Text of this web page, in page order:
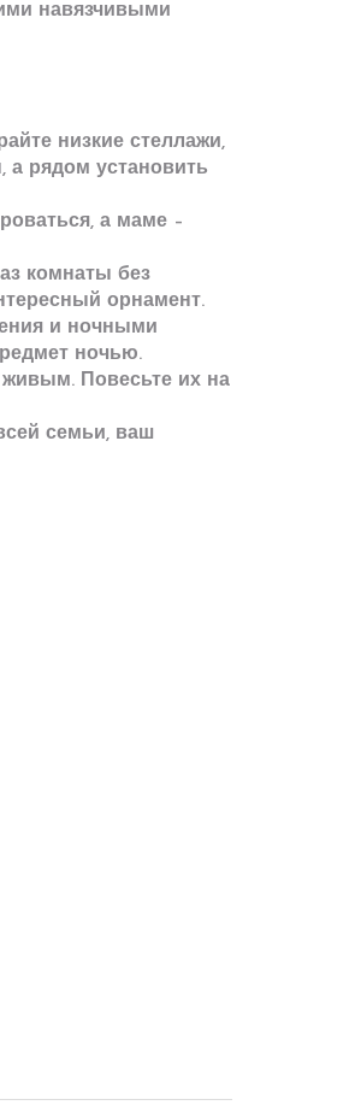
навязчивыми
низкие стеллажи,
а рядом установить
а маме –
комнаты без
орнамент.
и ночными
ночью.
Повесьте их на
семьи, ваш